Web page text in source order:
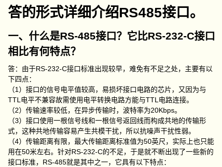
答的形式详细介绍RS485接口。
一、什么是RS-485接口？它比RS-232-C接口
相比有何特点？
答：由于RS-232-C接口标准出现较早，难免有不足之处，主要有以
下四点：
（1）接口的信号电平值较高，易损坏接口电路的芯片，又因为与
TTL电平不兼容故需使用电平转换电路方能与TTL电路连接。
（2）传输速率较低，在异步传输时，波特率为20Kbps。
（3）接口使用一根信号线和一根信号返回线而构成共地的传输形
式，这种共地传输容易产生共模干扰，所以抗噪声干扰性弱。
（4）传输距离有限，最大传输距离标准值为50英尺，实际上也只能
用在50米左右。针对RS-232-C的不足，于是就不断出现了一些新的
接口标准，RS-485就是其中之一，它具有以下特点：